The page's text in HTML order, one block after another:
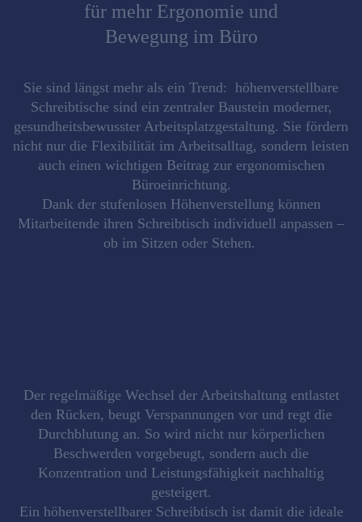
für mehr Ergonomie und
Bewegung im Büro
Sie sind längst mehr als ein Trend: höhenverstellbare
Schreibtische sind ein zentraler Baustein moderner,
gesundheitsbewusster Arbeitsplatzgestaltung. Sie fördern
nicht nur die Flexibilität im Arbeitsalltag, sondern leisten
auch einen wichtigen Beitrag zur ergonomischen
Büroeinrichtung.
Dank der stufenlosen Höhenverstellung können
Mitarbeitende ihren Schreibtisch individuell anpassen –
ob im Sitzen oder Stehen.
Der regelmäßige Wechsel der Arbeitshaltung entlastet
den Rücken, beugt Verspannungen vor und regt die
Durchblutung an. So wird nicht nur körperlichen
Beschwerden vorgebeugt, sondern auch die
Konzentration und Leistungsfähigkeit nachhaltig
gesteigert.
Ein höhenverstellbarer Schreibtisch ist damit die ideale